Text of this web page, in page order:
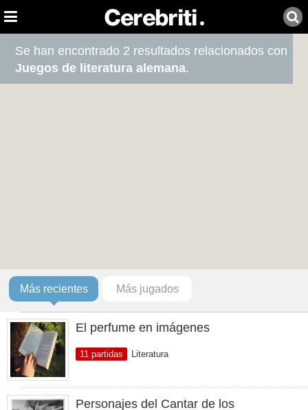
Se han encontrado 2 resultados relacionados con
Juegos de literatura alemana.
Más recientes Más jugados
El perfume en imágenes
11 partidas Literatura
Personajes del Cantar de los